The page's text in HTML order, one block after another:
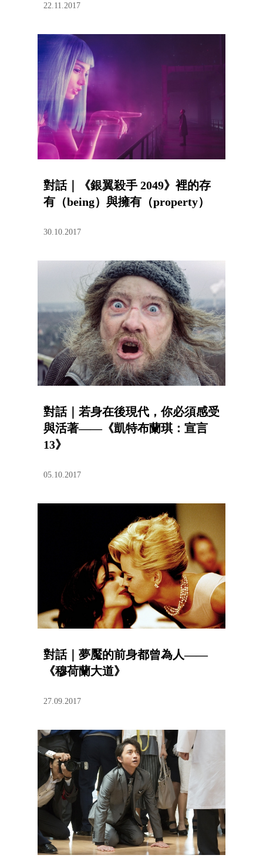
22.11.2017
對話｜《銀翼殺手 2049》裡的存
有（being）與擁有（property）
30.10.2017
對話｜若身在後現代，你必須感受
與活著——《凱特布蘭琪：宣言
13》
05.10.2017
對話｜夢魘的前身都曾為人——
《穆荷蘭大道》
27.09.2017